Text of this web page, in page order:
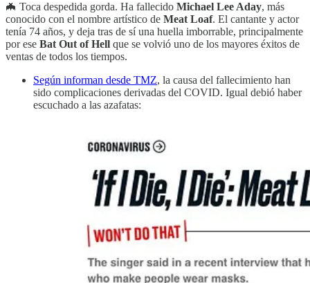
🦇 Toca despedida gorda. Ha fallecido Michael Lee Aday, más
conocido con el nombre artístico de Meat Loaf. El cantante y actor
tenía 74 años, y deja tras de sí una huella imborrable, principalmente
por ese Bat Out of Hell que se volvió uno de los mayores éxitos de
ventas de todos los tiempos.
Según informan desde TMZ, la causa del fallecimiento han
sido complicaciones derivadas del COVID. Igual debió haber
escuchado a las azafatas: